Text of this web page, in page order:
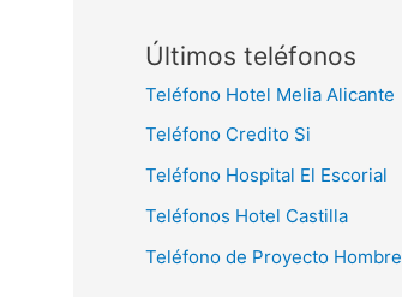
Últimos teléfonos
Teléfono Hotel Melia Alicante
Teléfono Credito Si
Teléfono Hospital El Escorial
Teléfonos Hotel Castilla
Teléfono de Proyecto Hombre